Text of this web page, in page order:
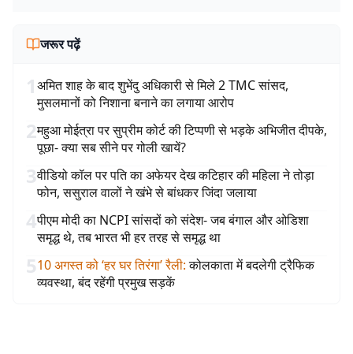
जरूर पढ़ें
1अमित शाह के बाद शुभेंदु अधिकारी से मिले 2 TMC सांसद,
मुसलमानों को निशाना बनाने का लगाया आरोप
2महुआ मोईत्रा पर सुप्रीम कोर्ट की टिप्पणी से भड़के अभिजीत दीपके,
पूछा- क्या सब सीने पर गोली खायें?
3वीडियो कॉल पर पति का अफेयर देख कटिहार की महिला ने तोड़ा
फोन, ससुराल वालों ने खंभे से बांधकर जिंदा जलाया
4पीएम मोदी का NCPI सांसदों को संदेश- जब बंगाल और ओडिशा
समृद्ध थे, तब भारत भी हर तरह से समृद्ध था
510 अगस्त को ‘हर घर तिरंगा’ रैली: कोलकाता में बदलेगी ट्रैफिक
व्यवस्था, बंद रहेंगी प्रमुख सड़कें